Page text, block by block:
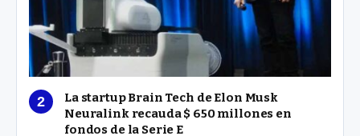
La startup Brain Tech de Elon Musk
Neuralink recauda $ 650 millones en
fondos de la Serie E